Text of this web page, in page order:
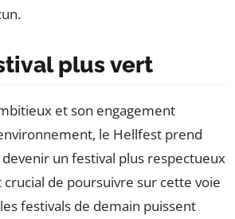
plus vert
et son engagement
le Hellfest prend
un festival plus respectueux
crucial de poursuivre sur cette voie
festivals de demain puissent